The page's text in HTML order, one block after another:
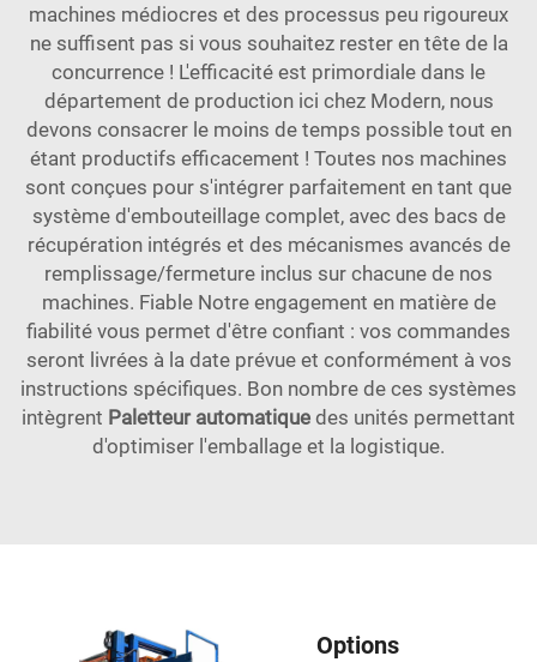
machines médiocres et des processus peu rigoureux
ne suffisent pas si vous souhaitez rester en tête de la
concurrence ! L'efficacité est primordiale dans le
département de production ici chez Modern, nous
devons consacrer le moins de temps possible tout en
étant productifs efficacement ! Toutes nos machines
sont conçues pour s'intégrer parfaitement en tant que
système d'embouteillage complet, avec des bacs de
récupération intégrés et des mécanismes avancés de
remplissage/fermeture inclus sur chacune de nos
machines. Fiable Notre engagement en matière de
fiabilité vous permet d'être confiant : vos commandes
seront livrées à la date prévue et conformément à vos
instructions spécifiques. Bon nombre de ces systèmes
intègrent Paletteur automatique des unités permettant
d'optimiser l'emballage et la logistique.
Options